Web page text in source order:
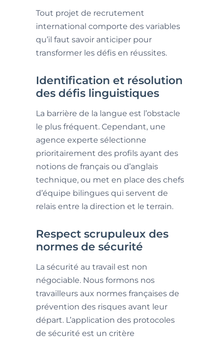
Tout projet de recrutement
international comporte des variables
qu’il faut savoir anticiper pour
transformer les défis en réussites.
Identification et résolution
des défis linguistiques
La barrière de la langue est l’obstacle
le plus fréquent. Cependant, une
agence experte sélectionne
prioritairement des profils ayant des
notions de français ou d’anglais
technique, ou met en place des chefs
d’équipe bilingues qui servent de
relais entre la direction et le terrain.
Respect scrupuleux des
normes de sécurité
La sécurité au travail est non
négociable. Nous formons nos
travailleurs aux normes françaises de
prévention des risques avant leur
départ. L’application des protocoles
de sécurité est un critère